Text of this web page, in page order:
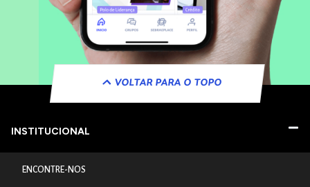
VOLTAR PARA O TOPO
INSTITUCIONAL
ENCONTRE-NOS